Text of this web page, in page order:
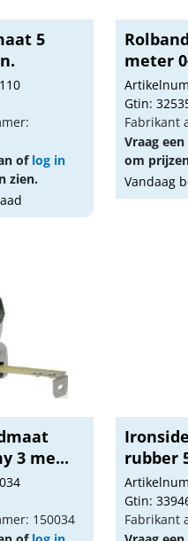
5
of log in
zien.
meter
Gtin:
Fabrikant
Vraag een
om
Vandaag
3 me...
150034
rubber
Gtin:
Fabrikant